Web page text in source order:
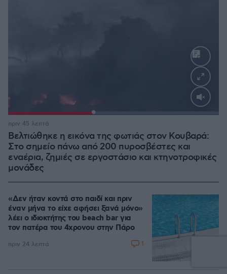
Βελτιώθηκε η εικόνα της φωτιάς στον Κουβαρά:
Στο σημείο πάνω από 200 πυροσβέστες και
εναέρια, ζημιές σε εργοστάσιο και κτηνοτροφικές
μονάδες
πριν 45 λεπτά
«Δεν ήταν κοντά στο παιδί και πριν
έναν μήνα το είχε αφήσει ξανά μόνο»
λέει ο ιδιοκτήτης του beach bar για
τον πατέρα του 4χρονου στην Πάρο
πριν 24 λεπτά 1